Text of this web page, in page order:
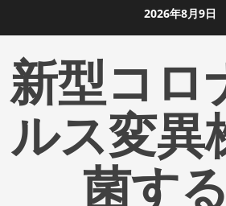
ン
ツ
2026年8月9日
新型コロ
ルス変異
菌す